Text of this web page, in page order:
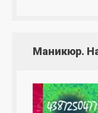
Маникюр.